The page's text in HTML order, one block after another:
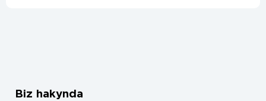
Biz hakynda